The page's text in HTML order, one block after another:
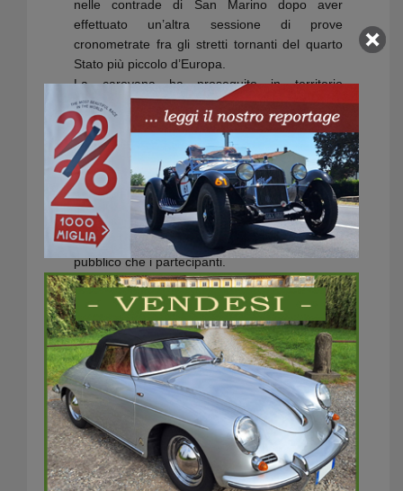
nelle contrade di San Marino dopo aver
effettuato un’altra sessione di prove
cronometrate fra gli stretti tornanti del quarto
Stato più piccolo d’Europa.
La carovana ha proseguito in territorio
appenninico: Montefeltro, Urbino e Gola del
Furlo prima dell’arrivo a Gubbio. Perugia, Todi,
Terni e Rieti prima di entrare nella Capitale,
con la sfilata tra le meraviglie della Roma
imperiale.
Purtroppo un temporale abbattutosi
violentemente durante la passerella lungo via
Veneto ha privato in parte dello spettacolo sia il
pubblico che i partecipanti.
Dopo il giro di boa sabato 20 il ritorno verso
nord ha toccato Ronciglione, Viterbo,
Radicofani e Siena con l’irrinunciabile
spettacolo di Piazza del Campo. Da qui la
Freccia Rossa è salita verso Nord passando
da Montecatini Terme e Pistoia, valicando gli
Appennini lungo il Passo dell’Abetone, per poi
percorrere la pianura da Reggio Emilia a
Modena con il passaggio nel piazzale del
Museo Ferrari ad omaggiare il Cavallino
Rampante, la terza tappa si è conclusa a